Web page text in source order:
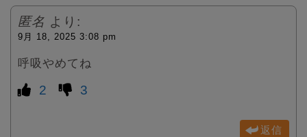
匿名 より:
9月 18, 2025 3:08 pm
呼吸やめてね
2 3
返信